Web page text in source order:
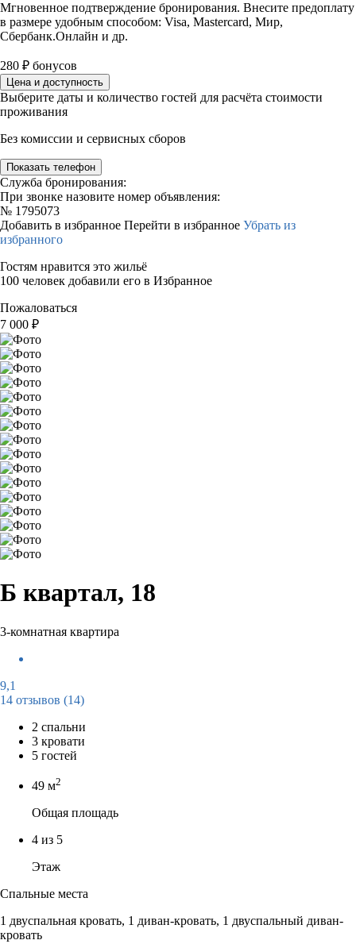
Мгновенное подтверждение бронирования. Внесите предоплату
в размере удобным способом: Visa, Mastercard, Мир,
Сбербанк.Онлайн и др.
280 ₽ бонусов
Цена и доступность
Выберите даты и количество гостей для расчёта стоимости
проживания
Без комиссии и сервисных сборов
Показать телефон
Служба бронирования:
При звонке назовите номер объявления:
№ 1795073
Добавить в избранное Перейти в избранное Убрать из
избранного
Гостям нравится это жильё
100 человек добавили его в Избранное
Пожаловаться
7 000 ₽
Б квартал, 18
3-комнатная квартира
9,1
14 отзывов (14)
2 спальни
3 кровати
5 гостей
49 м2
Общая площадь
4 из 5
Этаж
Спальные места
1 двуспальная кровать, 1 диван-кровать, 1 двуспальный диван-
кровать